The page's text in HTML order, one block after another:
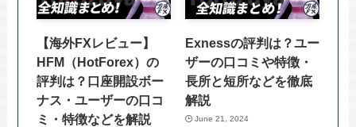
【海外FXレビュー】
HFM（HotForex）の
評判は？口座開設ボー
ナス・ユーザーの口コ
ミ・特徴などを解説
Exnessの評判は？ユー
ザーの口コミや特徴・
長所と短所などを徹底
解説
June 21, 2024